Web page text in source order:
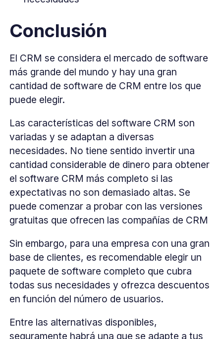
Conclusión
El CRM se considera el mercado de software
más grande del mundo y hay una gran
cantidad de software de CRM entre los que
puede elegir.
Las características del software CRM son
variadas y se adaptan a diversas
necesidades. No tiene sentido invertir una
cantidad considerable de dinero para obtener
el software CRM más completo si las
expectativas no son demasiado altas. Se
puede comenzar a probar con las versiones
gratuitas que ofrecen las compañías de CRM
Sin embargo, para una empresa con una gran
base de clientes, es recomendable elegir un
paquete de software completo que cubra
todas sus necesidades y ofrezca descuentos
en función del número de usuarios.
Entre las alternativas disponibles,
seguramente habrá una que se adapte a tus